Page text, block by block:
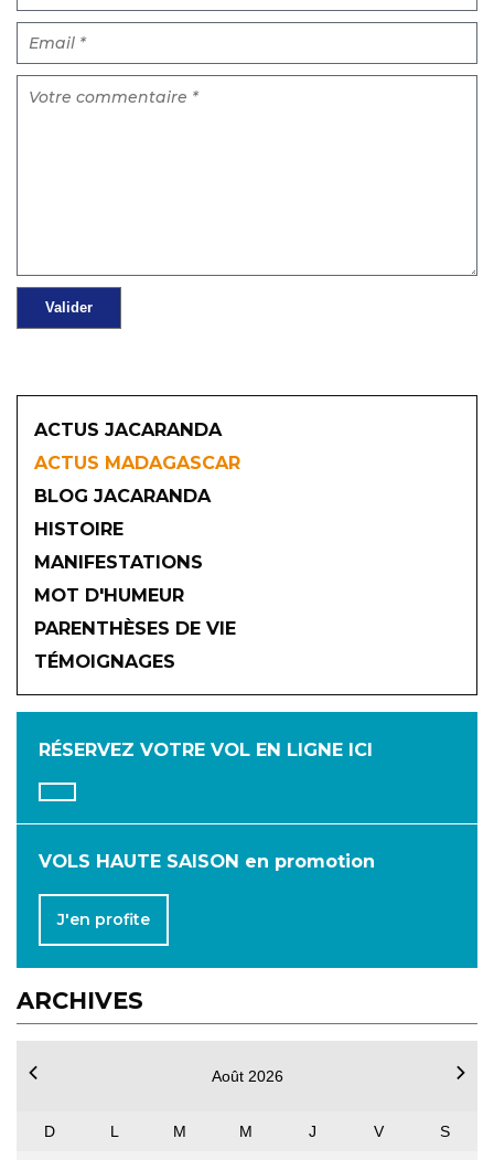
ACTUS JACARANDA
ACTUS MADAGASCAR
BLOG JACARANDA
HISTOIRE
MANIFESTATIONS
MOT D'HUMEUR
PARENTHÈSES DE VIE
TÉMOIGNAGES
RÉSERVEZ VOTRE VOL EN LIGNE ICI
VOLS HAUTE SAISON en promotion
J'en profite
ARCHIVES
JANVIER
AVRIL MAI JUIN
JUILLET AOÛT SEPTEMBRE
OCTOBRE
Août 2026
D L M M J V S